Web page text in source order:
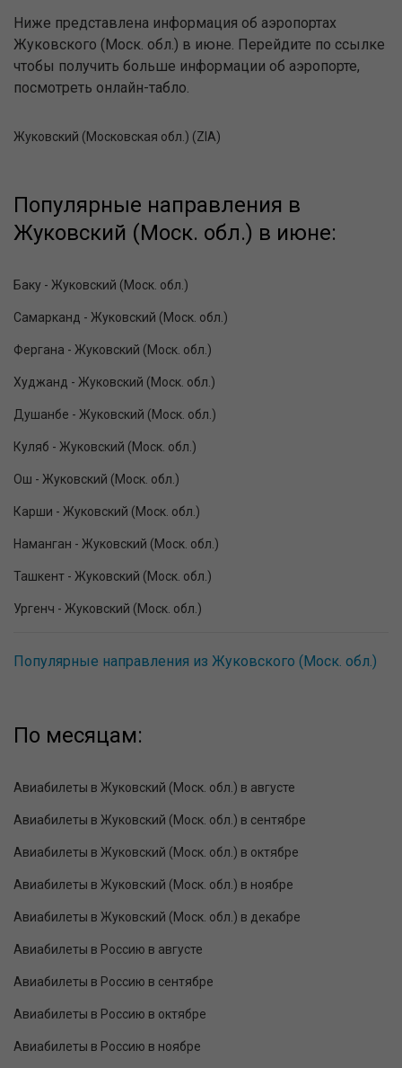
Ниже представлена информация об аэропортах
Жуковского (Моск. обл.) в июне. Перейдите по ссылке
чтобы получить больше информации об аэропорте,
посмотреть онлайн-табло.
Жуковский (Московская обл.) (ZIA)
Популярные направления в
Жуковский (Моск. обл.) в июне:
Баку - Жуковский (Моск. обл.)
Самарканд - Жуковский (Моск. обл.)
Фергана - Жуковский (Моск. обл.)
Худжанд - Жуковский (Моск. обл.)
Душанбе - Жуковский (Моск. обл.)
Куляб - Жуковский (Моск. обл.)
Ош - Жуковский (Моск. обл.)
Карши - Жуковский (Моск. обл.)
Наманган - Жуковский (Моск. обл.)
Ташкент - Жуковский (Моск. обл.)
Ургенч - Жуковский (Моск. обл.)
Популярные направления из Жуковского (Моск. обл.)
По месяцам:
Авиабилеты в Жуковский (Моск. обл.) в августе
Авиабилеты в Жуковский (Моск. обл.) в сентябре
Авиабилеты в Жуковский (Моск. обл.) в октябре
Авиабилеты в Жуковский (Моск. обл.) в ноябре
Авиабилеты в Жуковский (Моск. обл.) в декабре
Авиабилеты в Россию в августе
Авиабилеты в Россию в сентябре
Авиабилеты в Россию в октябре
Авиабилеты в Россию в ноябре